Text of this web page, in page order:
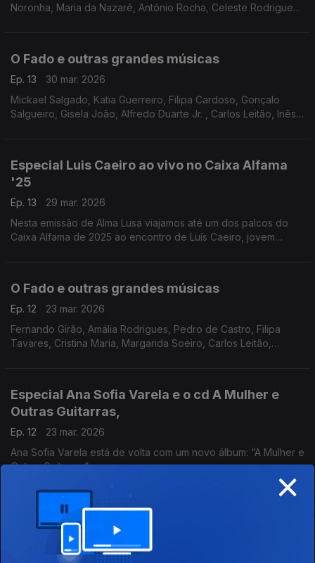
Noronha, Maria da Nazaré, António Rocha, Celeste Rodrigues,
O Fado e outras grandes músicas
Ep. 13
30 mar. 2026
Mickael Salgado, Katia Guerreiro, Filipa Cardoso, Gonçalo
Salgueiro, Gisela João, Alfredo Duarte Jr. , Carlos Leitão, Inês
Especial Luis Caeiro ao vivo no Caixa Alfama
'25
Ep. 13
29 mar. 2026
Nesta emissão de Alma Lusa viajamos até um dos palcos do
Caixa Alfama de 2025 ao encontro de Luís Caeiro, jovem
O Fado e outras grandes músicas
Ep. 12
23 mar. 2026
Fernando Girão, Amália Rodrigues, Pedro de Castro, Filipa
Tavares, Cristina Maria, Margarida Soeiro, Carlos Leitão,
Especial Ana Sofia Varela e o cd A Mulher e
Outras Guitarras,
Ep. 12
23 mar. 2026
Ana Sofia Varela está de volta com um novo álbum: “A Mulher e
Outras Guitarras”.
O Fado e outras grandes músicas
16 mar. 2026
Amália, Tristão da Silva, Jorge Goes, Camané, Carlos do
×